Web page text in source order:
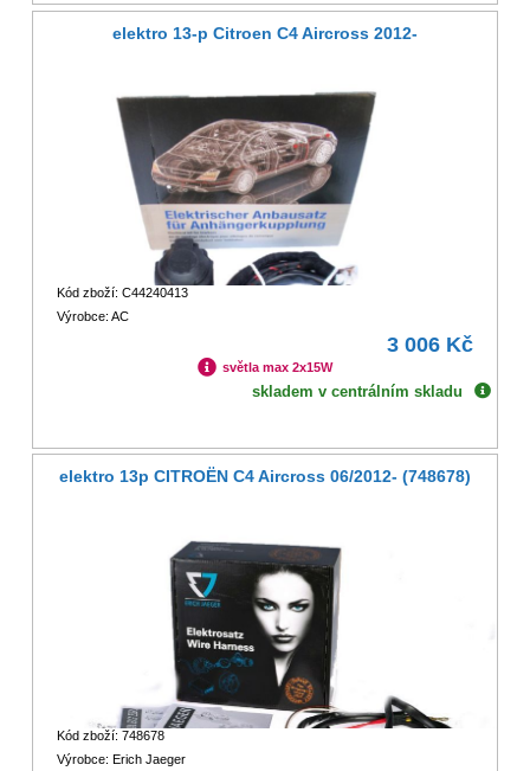
elektro 13-p Citroen C4 Aircross 2012-
Kód zboží: C44240413
Výrobce: AC
3 006 Kč
světla max 2x15W
skladem v centrálním skladu
elektro 13p CITROËN C4 Aircross 06/2012- (748678)
Kód zboží: 748678
Výrobce: Erich Jaeger